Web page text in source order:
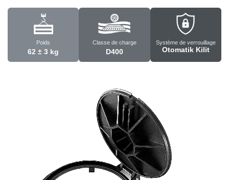
Poids
62 ± 3 kg
Classe de charge
D400
Système de verrouillage
Otomatik Kilit